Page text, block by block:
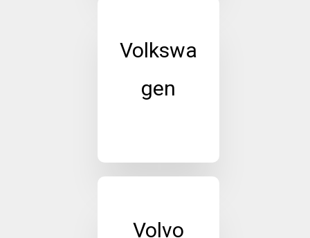
Volkswa
gen
Volvo